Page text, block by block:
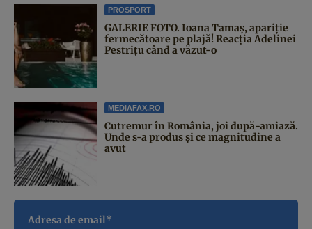
PROSPORT
GALERIE FOTO. Ioana Tamaş, apariție
fermecătoare pe plajă! Reacția Adelinei
Pestrițu când a văzut-o
MEDIAFAX.RO
Cutremur în România, joi după-amiază.
Unde s-a produs și ce magnitudine a
avut
Adresa de email*